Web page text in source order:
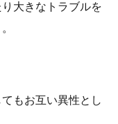
大きなトラブルを
もお互い異性とし